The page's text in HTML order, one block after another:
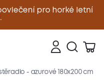
pro horké letní
Zavřít
Popis produktu Materiál
- azurové 180x200 cm